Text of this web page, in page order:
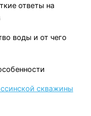
ответы на
воды и от чего
скважины